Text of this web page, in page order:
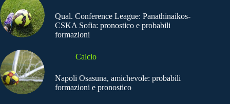
Qual. Conference League: Panathinaikos-
CSKA Sofia: pronostico e probabili
formazioni
Calcio
Napoli Osasuna, amichevole: probabili
formazioni e pronostico